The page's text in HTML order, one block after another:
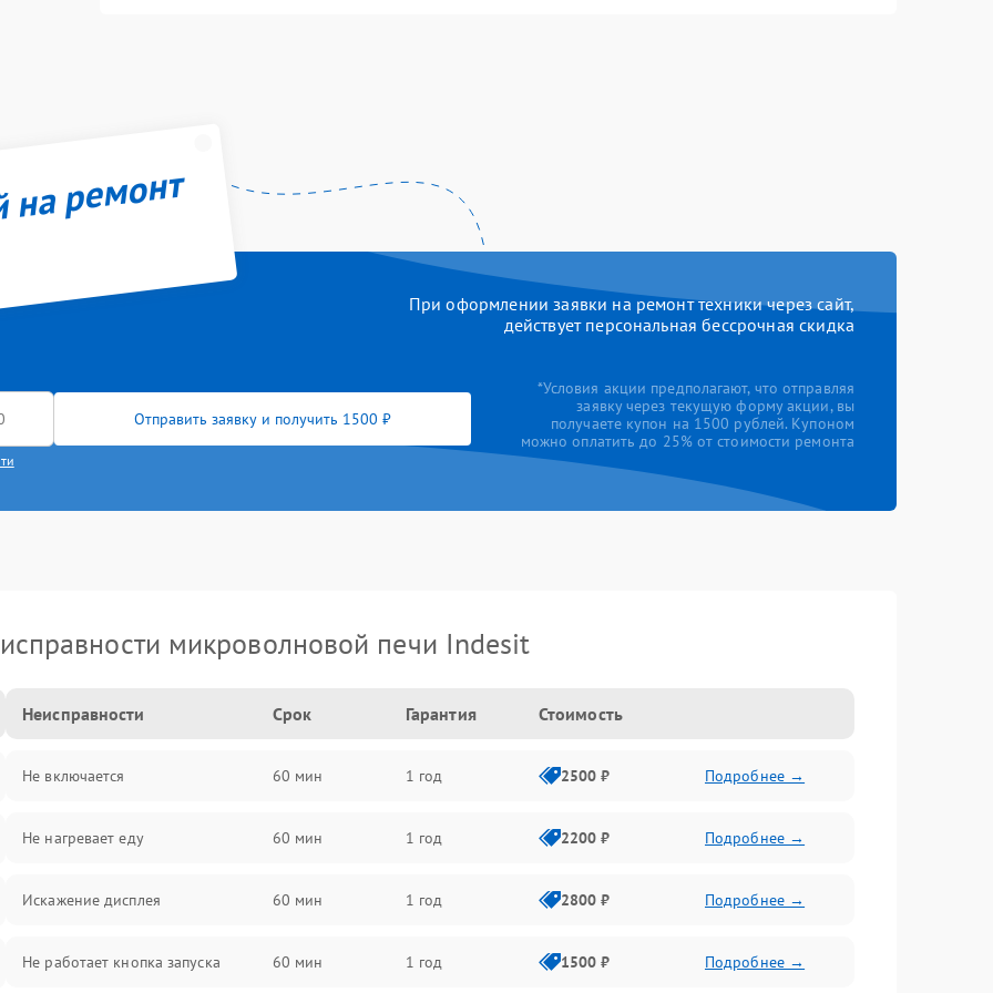
ремонт
При оформлении заявки на ремонт техники через сайт,
действует персональная бессрочная скидка
Отправить заявку и получить 1500 ₽
*Условия акции предполагают, что отправляя
заявку через текущую форму акции, вы
получаете купон на 1500 рублей. Купоном
можно оплатить до 25% от стоимости ремонта
микроволновой печи Indesit
Неисправности Срок Гарантия Стоимость
Не включается 60 мин 1 год 2500 ₽ Подробнее →
Не нагревает еду 60 мин 1 год 2200 ₽ Подробнее →
Искажение дисплея 60 мин 1 год 2800 ₽ Подробнее →
Не работает кнопка запуска 60 мин 1 год 1500 ₽ Подробнее →